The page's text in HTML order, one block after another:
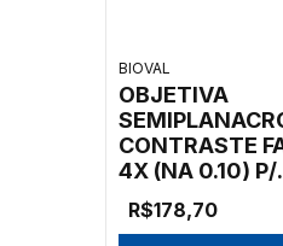
BIOVAL
OBJETIVA
CONTRASTE
4X (NA 0.10) P/
L2000
R$178,70